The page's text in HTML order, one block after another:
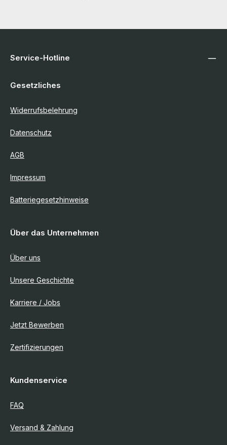
Service-Hotline
Gesetzliches
Widerrufsbelehrung
Datenschutz
AGB
Impressum
Batteriegesetzhinweise
Über das Unternehmen
Über uns
Unsere Geschichte
Karriere / Jobs
Jetzt Bewerben
Zertifizierungen
Kundenservice
FAQ
Versand & Zahlung